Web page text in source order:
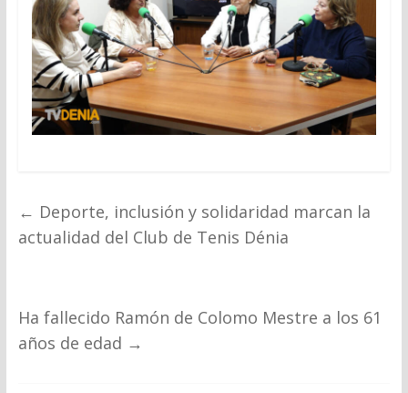
← Deporte, inclusión y solidaridad marcan la
actualidad del Club de Tenis Dénia
Ha fallecido Ramón de Colomo Mestre a los 61
años de edad →